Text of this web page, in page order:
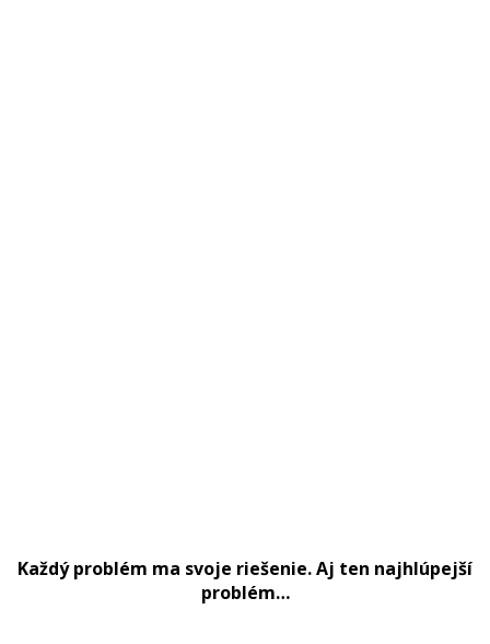
Každý problém ma svoje riešenie. Aj ten najhlúpejší
problém…